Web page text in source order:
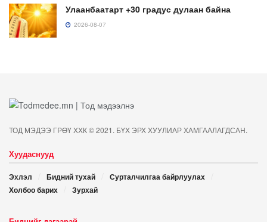
Улаанбаатарт +30 градус дулаан байна
2026-08-07
ТОД МЭДЭЭ ГРӨҮ ХХК © 2021. БҮХ ЭРХ ХУУЛИАР ХАМГААЛАГДСАН.
Хуудаснууд
Эхлэл Бидний тухай
Сурталчилгаа байрлуулах
Холбоо барих
Зурхай